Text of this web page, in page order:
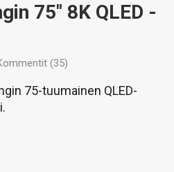
75″ 8K QLED -
(35)
75-tuumainen QLED-